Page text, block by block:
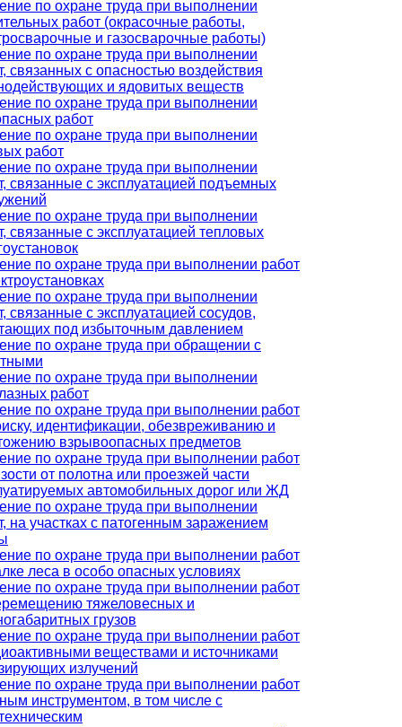
по охране труда при выполнении
работ (окрасочные работы,
и газосварочные работы)
по охране труда при выполнении
связанных с опасностью воздействия
и ядовитых веществ
по охране труда при выполнении
работ
по охране труда при выполнении
работ
по охране труда при выполнении
связанные с эксплуатацией подъемных
по охране труда при выполнении
связанные с эксплуатацией тепловых
по охране труда при выполнении работ
по охране труда при выполнении
связанные с эксплуатацией сосудов,
под избыточным давлением
по охране труда при обращении с
по охране труда при выполнении
работ
по охране труда при выполнении работ
идентификации, обезвреживанию и
взрывоопасных предметов
по охране труда при выполнении работ
от полотна или проезжей части
автомобильных дорог или ЖД
по охране труда при выполнении
на участках с патогенным заражением
по охране труда при выполнении работ
леса в особо опасных условиях
по охране труда при выполнении работ
тяжеловесных и
грузов
по охране труда при выполнении работ
веществами и источниками
излучений
по охране труда при выполнении работ
инструментом, в том числе с